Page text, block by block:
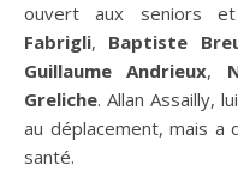
ouvert aux seniors
Fabrigli, Baptiste
Guillaume Andrieux,
Greliche. Allan Assailly,
au déplacement, mais a
santé.